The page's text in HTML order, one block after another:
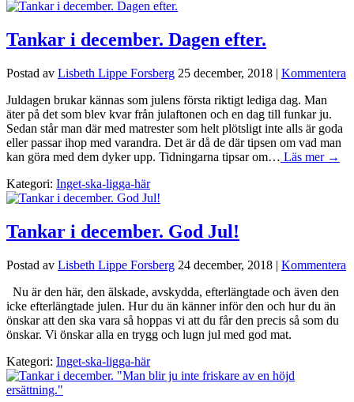
Tankar i december. Dagen efter.
Postad av Lisbeth Lippe Forsberg 25 december, 2018 | Kommentera
Juldagen brukar kännas som julens första riktigt lediga dag. Man
äter på det som blev kvar från julaftonen och en dag till funkar ju.
Sedan står man där med matrester som helt plötsligt inte alls är goda
eller passar ihop med varandra. Det är då de där tipsen om vad man
kan göra med dem dyker upp. Tidningarna tipsar om… Läs mer →
Kategori: Inget-ska-ligga-här
Tankar i december. God Jul!
Postad av Lisbeth Lippe Forsberg 24 december, 2018 | Kommentera
Nu är den här, den älskade, avskydda, efterlängtade och även den
icke efterlängtade julen. Hur du än känner inför den och hur du än
önskar att den ska vara så hoppas vi att du får den precis så som du
önskar. Vi önskar alla en trygg och lugn jul med god mat.
Kategori: Inget-ska-ligga-här